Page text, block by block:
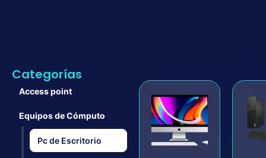
Categorías
Access point
Equipos de Cómputo
Pc de Escritorio